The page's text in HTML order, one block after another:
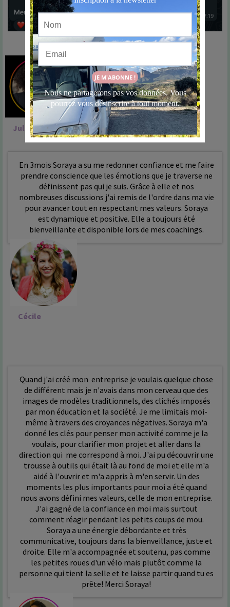
Témoignages
Julie
En 3mois Soraya a su me redonner confiance et me faire
prendre conscience que les émotions que je traverse ne
définissent pas qui je suis. Grâce à elle et nos
nombreuses discussions j'ai remis de l'ordre dans ma vie
pour avancer tout en respectant mes valeurs. Soraya
est dynamique et positive. Elle a toujours été
bienveillante et disponible lors de mes coachings.
Cécile
Quand j'ai créé mon entreprise je voulais quelque chose
de différent mais je n'avais dans mon cerveau que des
images de modèles traditionnels, des clichés imposés
par mon éducation et la société. Je me limitais moi-
même à travers des croyances négatives. Soraya m'a
donné les clés pour penser mon activité comme je la
voulais, pour clarifier mon projet et aller dans la
direction qui me correspond à moi. J'ai pu découvrir une
trousse à outils qui était là au fond de moi et elle m'a
aidé à l'ouvrir et m'a appris à m'en servir. Un des
moments les plus importants pour moi a été quand
nous avons défini mes valeurs, celle de mon entreprise.
J'ai gagné de la confiance en moi mais surtout
comment réagir pendant les petits coups de mou.
Soraya a une énergie débordante et très
communicative, toujours dans la bienveillance, juste et
droite. Elle m'a accompagnée et soutenu, pas comme
les petites roues d'un vélo mais plutôt comme la
personne qui tient la selle et te laisse partir quand tu es
prête! Merci Soraya!